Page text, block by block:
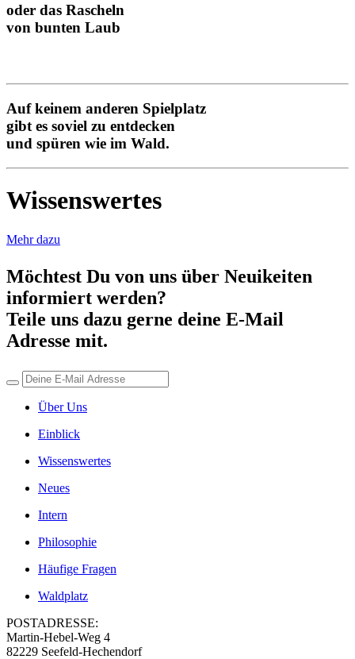
oder das Rascheln
von bunten Laub
Auf keinem anderen Spielplatz
gibt es soviel zu entdecken
und spüren wie im Wald.
Wissenswertes
Mehr dazu
Möchtest Du von uns über Neuikeiten
informiert werden?
Teile uns dazu gerne deine E-Mail
Adresse mit.
Über Uns
Einblick
Wissenswertes
Neues
Intern
Philosophie
Häufige Fragen
Waldplatz
POSTADRESSE:
Martin-Hebel-Weg 4
82229 Seefeld-Hechendorf